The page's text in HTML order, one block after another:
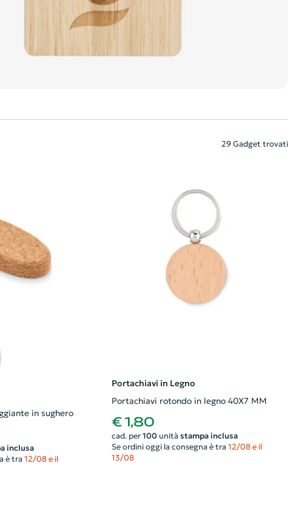
29 Gadget trovati
in sughero
inclusa
è tra 12/08 e il
Portachiavi in Legno
Portachiavi rotondo in legno 40X7 MM
€ 1,80
cad. per 100unità stampa inclusa
Se ordini oggi la consegna è tra 12/08 e il
13/08